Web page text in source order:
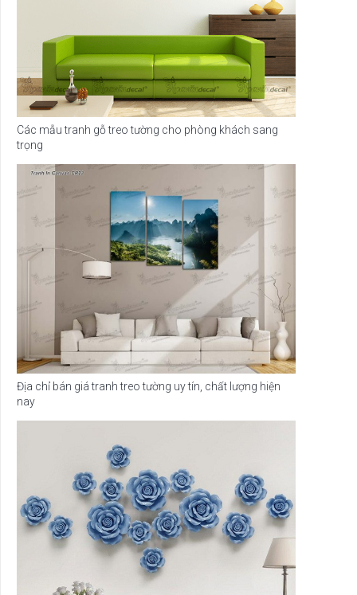
Các mẫu tranh gỗ treo tường cho phòng khách sang
trọng
Địa chỉ bán giá tranh treo tường uy tín, chất lượng hiện
nay